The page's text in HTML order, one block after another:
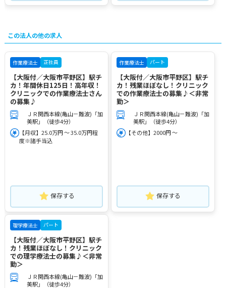
この法人の他の求人
作業療法士 正社員
【大阪付／大阪市平野区】駅チ
カ！年間休日125日！高年収！
クリニックでの作業療法士さん
の募集♪
ＪＲ関西本線(亀山－難波)「加
美駅」（徒歩4分）
【月収】25.0万円 ～ 35.0万円程
度※諸手当込
保存する
作業療法士 パート
【大阪付／大阪市平野区】駅チ
カ！残業ほぼなし！クリニック
での作業療法士の募集♪＜非常
勤＞
ＪＲ関西本線(亀山－難波)「加
美駅」（徒歩4分）
【その他】2000円 ～
保存する
理学療法士 パート
【大阪付／大阪市平野区】駅チ
カ！残業ほぼなし！クリニック
での理学療法士の募集♪＜非常
勤＞
ＪＲ関西本線(亀山－難波)「加
美駅」（徒歩4分）